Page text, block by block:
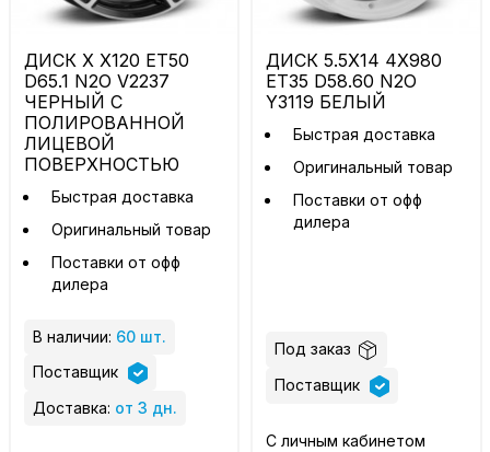
ДИСК X X120 ET50
D65.1 N2O V2237
ЧЕРНЫЙ С
ПОЛИРОВАННОЙ
ЛИЦЕВОЙ
ПОВЕРХНОСТЬЮ
Быстрая доставка
Оригинальный товар
Поставки от офф
дилера
В наличии: 60 шт.
Поставщик
Доставка: от 3 дн.
ДИСК 5.5X14 4X980
ET35 D58.60 N2O
Y3119 БЕЛЫЙ
Быстрая доставка
Оригинальный товар
Поставки от офф
дилера
Под заказ
Поставщик
С личным кабинетом